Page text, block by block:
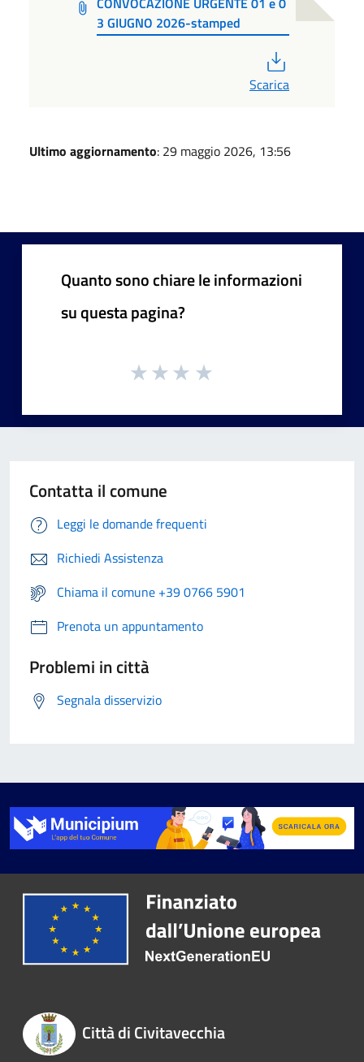
3 GIUGNO 2026-stamped
Scarica
Ultimo aggiornamento: 29 maggio 2026, 13:56
Quanto sono chiare le informazioni
su questa pagina?
Contatta il comune
Leggi le domande frequenti
Richiedi Assistenza
Chiama il comune +39 0766 5901
Prenota un appuntamento
Problemi in città
Segnala disservizio
Città di Civitavecchia